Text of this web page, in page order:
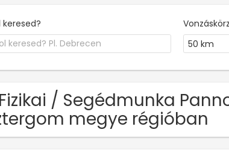
keresed?
50 km
/ Segédmunka
megye régióban